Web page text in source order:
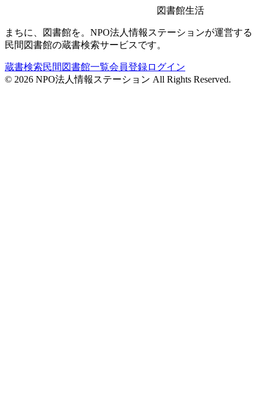
図書館生活
まちに、図書館を。NPO法人情報ステーションが運営する
民間図書館の蔵書検索サービスです。
蔵書検索民間図書館一覧会員登録ログイン
© 2026 NPO法人情報ステーション All Rights Reserved.